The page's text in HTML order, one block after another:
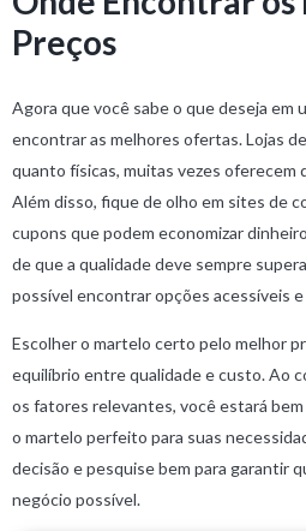
Preços
Agora que você sabe o que deseja em
encontrar as melhores ofertas. Lojas
quanto físicas, muitas vezes oferecem
Além disso, fique de olho em sites de
cupons que podem economizar
de que a qualidade deve sempre
possível encontrar opções acessíveis
Escolher o martelo certo pelo melhor
equilíbrio entre qualidade e custo. Ao
os fatores relevantes, você estará
o martelo perfeito para suas
decisão e pesquise bem para garantir
negócio possível.